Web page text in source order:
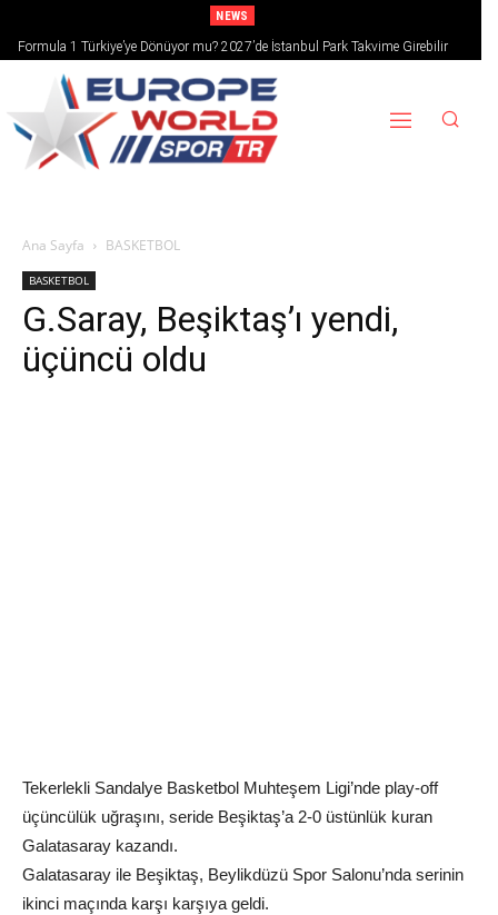
NEWS
Formula 1 Türkiye’ye Dönüyor mu? 2027’de İstanbul Park Takvime Girebilir
Ana Sayfa BASKETBOL
BASKETBOL
G.Saray, Beşiktaş’ı yendi,
üçüncü oldu
Tekerlekli Sandalye Basketbol Muhteşem Ligi’nde play-off
üçüncülük uğraşını, seride Beşiktaş’a 2-0 üstünlük kuran
Galatasaray kazandı.
Galatasaray ile Beşiktaş, Beylikdüzü Spor Salonu’nda serinin
ikinci maçında karşı karşıya geldi.